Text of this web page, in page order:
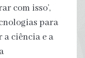
com isso’,
para
a ciência e a